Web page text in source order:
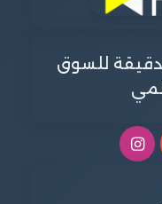
للسوق
انستقرام